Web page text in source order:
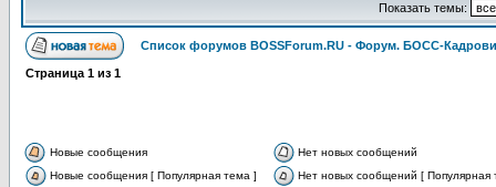
Показать темы:
Список форумов BOSSForum.RU - Форум. БОСС-
Страница 1 из 1
Новые сообщения
Нет новых сообщений
Новые сообщения [ Популярная тема ]
Нет новых сообщений [ Популярная